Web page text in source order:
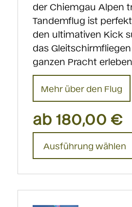
der Chiemgau Alpen
Tandemflug ist
den ultimativen Kick
das
ganzen Pracht
Mehr über den Flug
ab 180,00€
Ausführung wählen